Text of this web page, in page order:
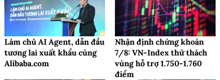
Làm chủ AI Agent, dẫn đầu
tương lai xuất khẩu cùng
Alibaba.com
Nhận định chứng khoán
7/8: VN-Index thử thách
vùng hỗ trợ 1.750-1.760
điểm